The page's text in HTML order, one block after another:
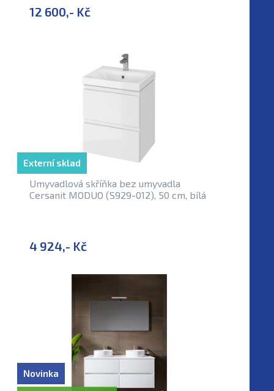
12 600,- Kč
Umyvadlová skříňka bez umyvadla
Cersanit MODUO (S929-012), 50 cm, bílá
4 924,- Kč
Externí sklad
Novinka